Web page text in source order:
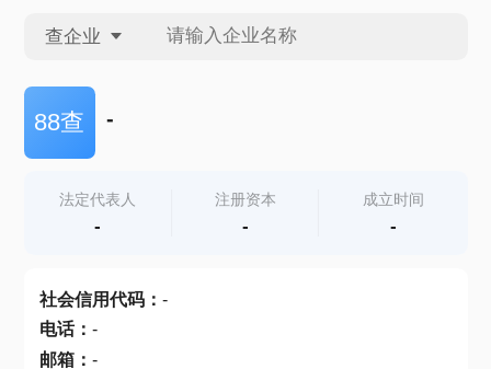
查企业
查企业
查产地
88查 -
法定代表人
-
注册资本
-
成立时间
-
社会信用代码： -
电话： -
邮箱： -